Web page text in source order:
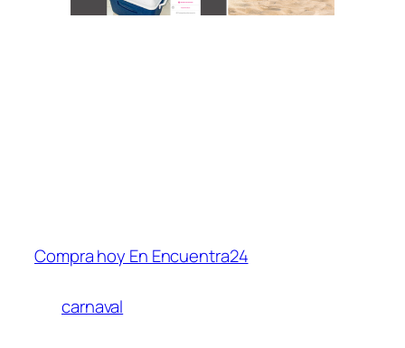
Compra hoy En Encuentra24
carnaval